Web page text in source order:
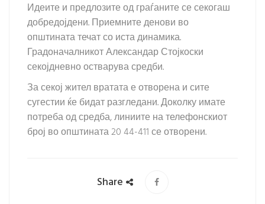
Идеите и предлозите од граѓаните се секогаш
добредојдени. Приемните денови во
општината течат со иста динамика.
Градоначалникот Александар Стојкоски
секојдневно остварува средби.
За секој жител вратата е отворена и сите
сугестии ќе бидат разгледани. Доколку имате
потреба од средба, линиите на телефонскиот
број во општината 20 44-411 се отворени.
Share